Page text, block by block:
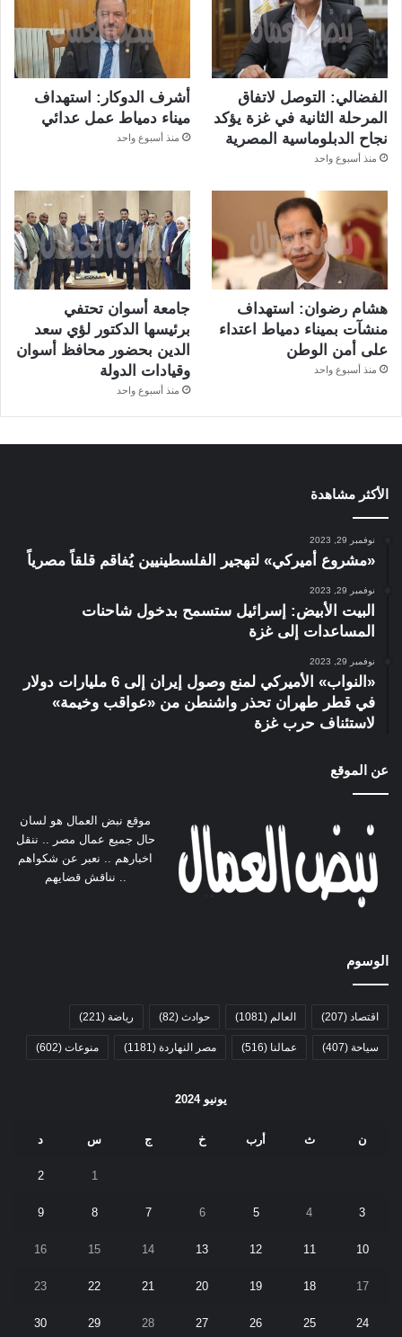
الفضالي: التوصل لاتفاق
المرحلة الثانية في غزة يؤكد
نجاح الدبلوماسية المصرية
منذ أسبوع واحد
أشرف الدوكار: استهداف
ميناء دمياط عمل عدائي
منذ أسبوع واحد
هشام رضوان: استهداف
منشآت بميناء دمياط اعتداء
على أمن الوطن
منذ أسبوع واحد
جامعة أسوان تحتفي
برئيسها الدكتور لؤي سعد
الدين بحضور محافظ أسوان
وقيادات الدولة
منذ أسبوع واحد
الأكثر مشاهدة
نوفمبر 29, 2023
«مشروع أميركي» لتهجير الفلسطينيين يُفاقم قلقاً مصرياً
نوفمبر 29, 2023
البيت الأبيض: إسرائيل ستسمح بدخول شاحنات
المساعدات إلى غزة
نوفمبر 29, 2023
«النواب» الأميركي لمنع وصول إيران إلى 6 مليارات دولار
في قطر طهران تحذر واشنطن من «عواقب وخيمة»
لاستئناف حرب غزة
عن الموقع
موقع نبض العمال هو لسان
حال جميع عمال مصر .. ننقل
اخبارهم .. نعبر عن شكواهم
.. نناقش قضايهم
الوسوم
اقتصاد (207) العالم (1081) حوادث (82) رياضة (221)
سياحة (407) عمالنا (516) مصر النهاردة (1181) منوعات (602)
يونيو 2024
ن ث أرب خ ج س د
1
2
3
4
5
6
7
8
9
10
11
12
13
14
15
16
17
18
19
20
21
22
23
24
25
26
27
28
29
30